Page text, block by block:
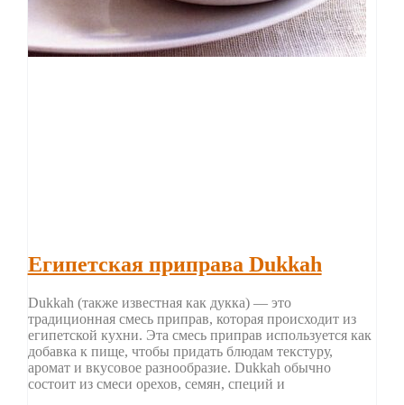
Египетская приправа Dukkah
Dukkah (также известная как дукка) — это
традиционная смесь приправ, которая происходит из
египетской кухни. Эта смесь приправ используется как
добавка к пище, чтобы придать блюдам текстуру,
аромат и вкусовое разнообразие. Dukkah обычно
состоит из смеси орехов, семян, специй и